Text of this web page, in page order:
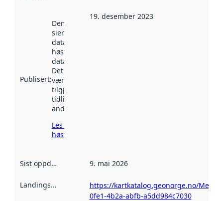
Publisert:
Denne datoen
sier når
datasettet ble
høstet av
data.norge.no.
Det kan ha
vært
tilgjengelig
tidligere
andre steder.
Les mer om
høsting her
19. desember 2023
Sist oppdatert 9. mai 2026
Landingsside
https://kartkatalog.geonorge.no/
0fe1-4b2a-abfb-a5dd984c7030